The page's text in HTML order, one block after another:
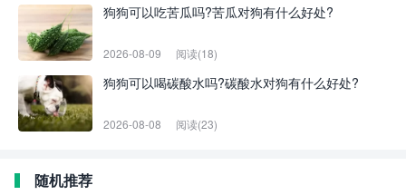
狗狗可以吃苦瓜吗?苦瓜对狗有什么好处?
2026-08-09 阅读(18)
狗狗可以喝碳酸水吗?碳酸水对狗有什么好处?
2026-08-08 阅读(23)
随机推荐